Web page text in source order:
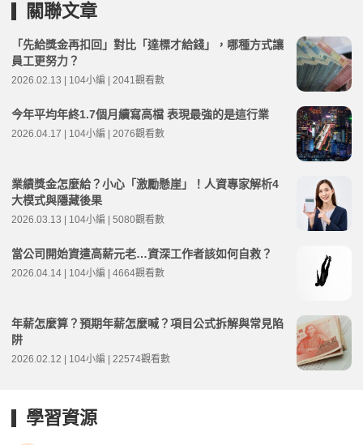
關聯文章
「先給獎金再扣回」對比「達標才給錢」，哪種方式讓
員工更努力？
2026.02.13 | 104小編 | 2041觀看數
今年平均年終1.7個月續寫高檔 表現最強的是這行業
2026.04.17 | 104小編 | 2076觀看數
業績獎金怎麼給？小心「激勵懸崖」！人資專家解析4
大模式與隱藏後果
2026.03.13 | 104小編 | 5080觀看數
當公司開始資遣高薪元老…資深工作者該如何自救？
2026.04.14 | 104小編 | 4664觀看數
年薪怎麼算？預期年薪怎麼喊？項目公式拆解與常見陷
阱
2026.02.12 | 104小編 | 22574觀看數
學習資源